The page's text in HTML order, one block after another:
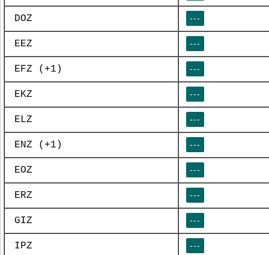
DOZ ---
EEZ ---
EFZ (+1) ---
EKZ ---
ELZ ---
ENZ (+1) ---
EOZ ---
ERZ ---
GIZ ---
IPZ ---